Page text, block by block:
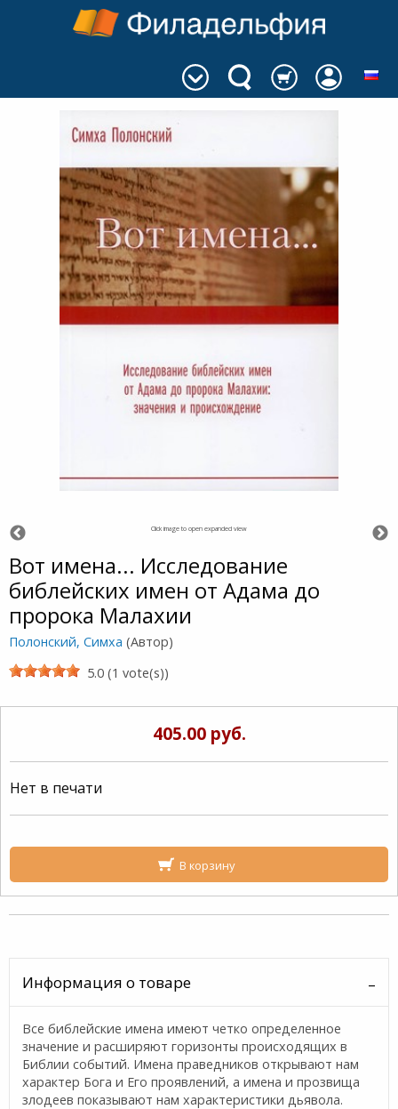
Click image to open expanded view
Вот имена... Исследование
библейских имен от Адама до
пророка Малахии
Полонский, Симха (Автор)
5.0 (1 vote(s))
405.00 руб.
Нет в печати
В корзину
Информация о товаре
Все библейские имена имеют четко определенное
значение и расширяют горизонты происходящих в
Библии событий. Имена праведников открывают нам
характер Бога и Его проявлений, а имена и прозвища
злодеев показывают нам характеристики дьявола.